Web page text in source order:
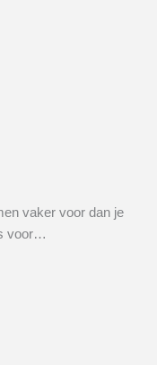
vaker voor dan je
voor…